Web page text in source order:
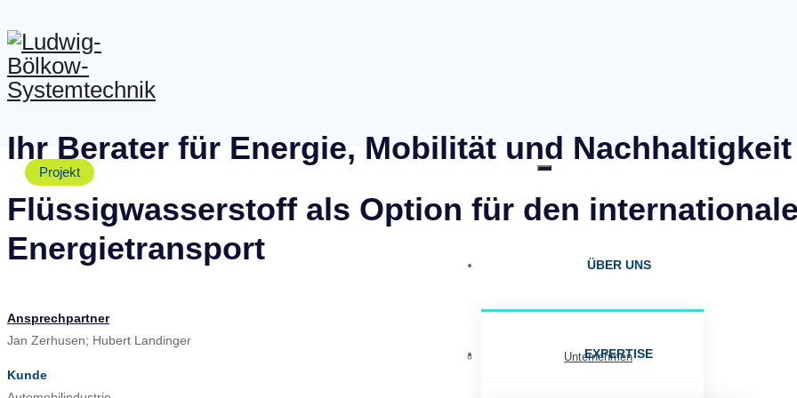
Ihr Berater für Energie, Mobilität und Nachhaltigkeit
ÜBER UNS
Unternehmen
EXPERTISE
Projekt
Flüssigwasserstoff als Option für den
Energietransport
Ansprechpartner
Jan Zerhusen; Hubert Landinger
Kunde